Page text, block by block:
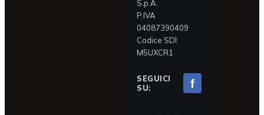
S.p.A.
P.IVA
04087390409
Codice SDI:
M5UXCR1
SEGUICI
SU:
f